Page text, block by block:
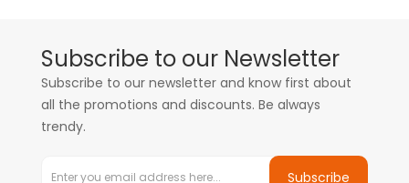
Subscribe to our Newsletter
Subscribe to our newsletter and know first about
all the promotions and discounts. Be always
trendy.
Subscribe